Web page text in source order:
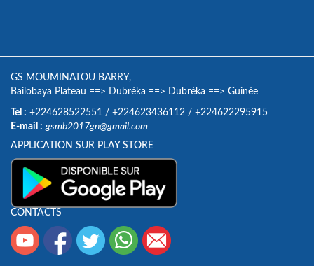
GS MOUMINATOU BARRY,
Bailobaya Plateau ==> Dubréka ==> Dubréka ==> Guinée
Tel : +224628522551 / +224623436112 / +224622295915
E-mail : gsmb2017gn@gmail.com
APPLICATION SUR PLAY STORE
CONTACTS